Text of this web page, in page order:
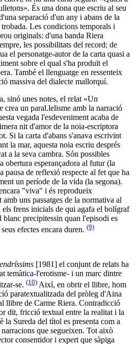
És una dona que escriu al seu
separació d'un any i abans de la
Les condicions temporals i
originals: d'una banda Riera
les possibilitats del record; de
el personatge-autor de la carta quasi a
sobre el qual s'ha produït el
També el llenguatge en ressenteix
massiva del dialecte mallorquí.
sinó unes notes, el relat «Un
crea un paral.lelisme amb la narració
vegada l'esdeveniment acaba de
nit d'amor de la noia-escriptora
Si la carta d'abans s'anava escrivint
la mar, aquesta noia escriu després
a la seva cambra. Són possibles
obertura esperançadora al futur (la
pausa de reflexió respecte al fet que ha
un període de la vida (la segona).
"viva" i és reprodueix
uns passatges de la normativa al
els frens inicials de qui agafa el bolígraf
precipitessin quan l'episodi es
efectes encara duren. (9)
[1981] el conjunt de relats ha
temàtica-l'erotisme- i un marc dintre
se. (10) Així, en obrir el llibre, hom
paratextualitzada del pròleg d'Aina
llibre de Carme Riera. Contradicció
dit, fricció textual entre la realitat i la
la Sureda del títol es presenta com a
que segueixen. Tot això
consentidor i expert que sàpiga